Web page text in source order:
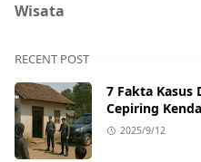
Wisata
RECENT POST
7 Fakta Kasus
Cepiring
Kronologi,
2025/9/12